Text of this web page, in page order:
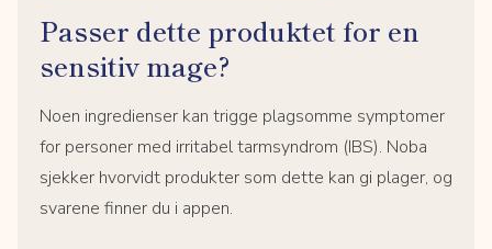
Passer dette produktet for en
sensitiv mage?
Noen ingredienser kan trigge plagsomme symptomer
for personer med irritabel tarmsyndrom (IBS). Noba
sjekker hvorvidt produkter som dette kan gi plager, og
svarene finner du i appen.